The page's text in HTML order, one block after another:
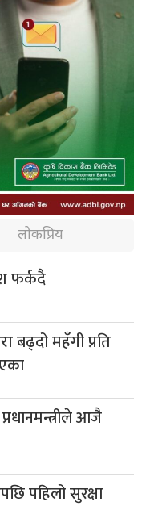
लोकप्रिय
फर्कदै
बढ्दो महँगी प्रति
प्रधानमन्त्रीले आजै
पहिलो सुरक्षा